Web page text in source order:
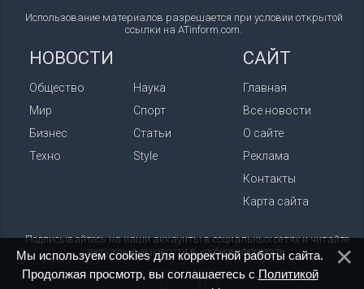
Использование материалов разрешается при условии открытой
ссылки на ATinform.com.
НОВОСТИ
Общество
Мир
Бизнес
Техно
Наука
Спорт
Статьи
Style
САЙТ
Главная
Все новости
О сайте
Реклама
Контакты
Карта сайта
Подписывайтесь на наши аккаунты в социальных сетях и читайте
актуальные новости в удобном формате.
Мы используем cookies для корректной работы сайта.
Продолжая просмотр, вы соглашаетесь с Политикой